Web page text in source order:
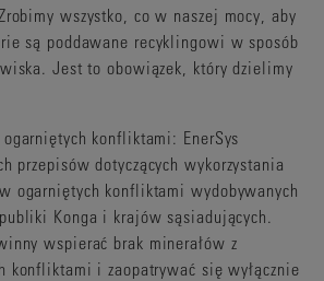
wszystko, co w naszej mocy, aby
są poddawane recyklingowi w sposób
Jest to obowiązek, który dzielimy
konfliktami: EnerSys
przepisów dotyczących wykorzystania
ogarniętych konfliktami wydobywanych
Konga i krajów sąsiadujących.
wspierać brak minerałów z
konfliktami i zaopatrywać się wyłącznie